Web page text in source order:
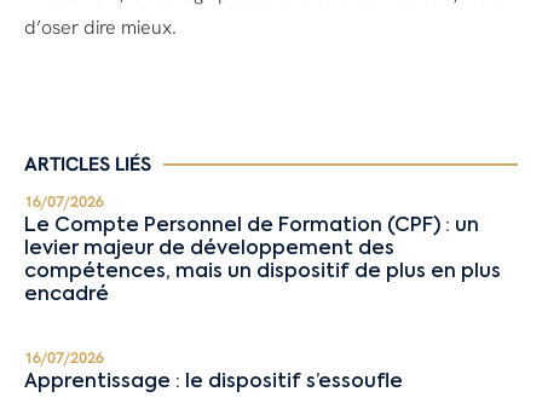
d’oser dire mieux.
ARTICLES LIÉS
16/07/2026
Le Compte Personnel de Formation (CPF) : un
levier majeur de développement des
compétences, mais un dispositif de plus en plus
encadré
16/07/2026
Apprentissage : le dispositif s’essoufle